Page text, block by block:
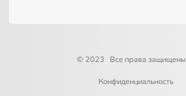
© 2023 Все права защищены
Конфиденциальность